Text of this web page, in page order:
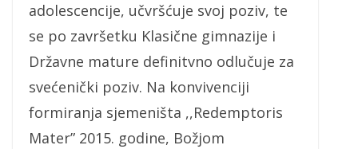
adolescencije, učvršćuje svoj poziv, te
se po završetku Klasične gimnazije i
Državne mature definitvno odlučuje za
svećenički poziv. Na konvivenciji
formiranja sjemeništa ,,Redemptoris
Mater” 2015. godine, Božjom